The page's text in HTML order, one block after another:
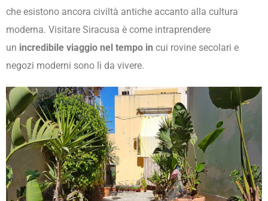
che esistono ancora civiltà antiche accanto alla cultura
moderna. Visitare Siracusa è come intraprendere
un incredibile viaggio nel tempo in cui rovine secolari e
negozi moderni sono lì da vivere.